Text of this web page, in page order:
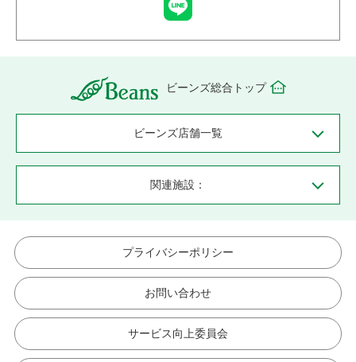
ビーンズ総合トップ
ビーンズ店舗一覧
関連施設：
プライバシーポリシー
お問い合わせ
サービス向上委員会